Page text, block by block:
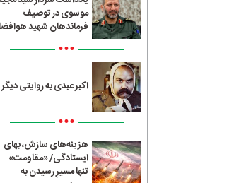
موسوی در توصیف
فرماندهان شهید
•••
اکبر عبدی به روایتی دیگر
•••
هزینه‌های سازش، بهای
ایستادگی/ «مقاومت»
تنها مسیرِ رسیدن به